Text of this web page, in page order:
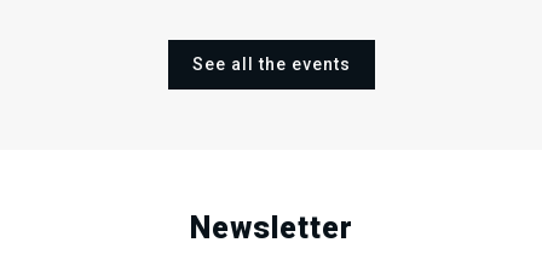
See all the events
Newsletter